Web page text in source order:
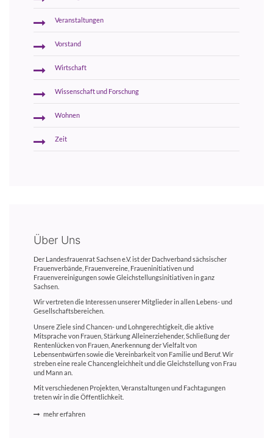
Veranstaltungen
Vorstand
Wirtschaft
Wissenschaft und Forschung
Wohnen
Zeit
Über Uns
Der Landesfrauenrat Sachsen e.V. ist der Dachverband sächsischer
Frauenverbände, Frauenvereine, Fraueninitiativen und
Frauenvereinigungen sowie Gleichstellungsinitiativen in ganz
Sachsen.
Wir vertreten die Interessen unserer Mitglieder in allen Lebens- und
Gesellschaftsbereichen.
Unsere Ziele sind Chancen- und Lohngerechtigkeit, die aktive
Mitsprache von Frauen, Stärkung Alleinerziehender, Schließung der
Rentenlücken von Frauen, Anerkennung der Vielfalt von
Lebensentwürfen sowie die Vereinbarkeit von Familie und Beruf. Wir
streben eine reale Chancengleichheit und die Gleichstellung von Frau
und Mann an.
Mit verschiedenen Projekten, Veranstaltungen und Fachtagungen
treten wir in die Öffentlichkeit.
mehr erfahren